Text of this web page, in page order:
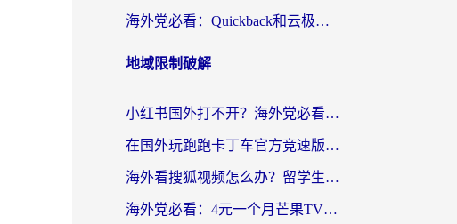
海外党必看：Quickback和云极好用吗？3招教你选对回国加速器（附PC端VPN实测对比）
地域限制破解
小红书国外打不开？海外党必看！3步解决国内影音、生活服务全畅通
在国外玩跑跑卡丁车官方竞速版总卡顿？这篇攻略帮你解决地区限制+低延迟难题
海外看搜狐视频怎么办？留学生亲测有效的回国加速器选择指南
海外党必看：4元一个月芒果TV会员？选对回国加速器就能实现！